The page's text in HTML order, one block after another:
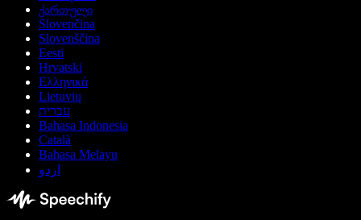
ქართული
Slovenčina
Slovenščina
Eesti
Hrvatski
Ελληνικά
Lietuvių
עברית
Bahasa Indonesia
Català
Bahasa Melayu
اردو